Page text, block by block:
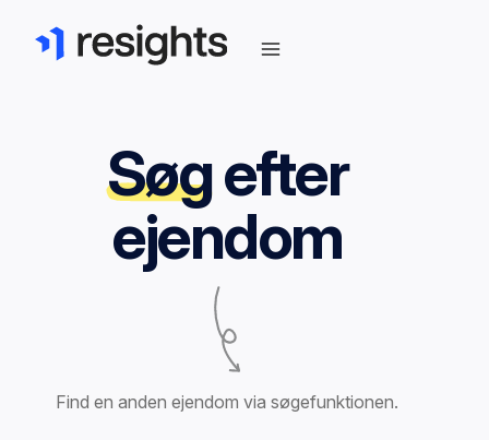
Søgefter
ejendom
Find en anden ejendom via søgefunktionen.